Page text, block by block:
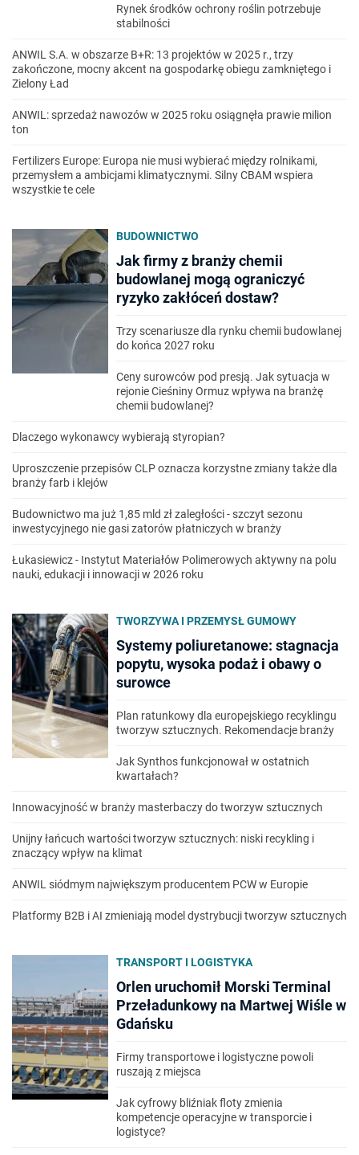
Rynek środków ochrony roślin potrzebuje
stabilności
ANWIL S.A. w obszarze B+R: 13 projektów w 2025 r., trzy
zakończone, mocny akcent na gospodarkę obiegu zamkniętego i
Zielony Ład
ANWIL: sprzedaż nawozów w 2025 roku osiągnęła prawie milion
ton
Fertilizers Europe: Europa nie musi wybierać między rolnikami,
przemysłem a ambicjami klimatycznymi. Silny CBAM wspiera
wszystkie te cele
BUDOWNICTWO
Jak firmy z branży chemii
budowlanej mogą ograniczyć
ryzyko zakłóceń dostaw?
Trzy scenariusze dla rynku chemii budowlanej
do końca 2027 roku
Ceny surowców pod presją. Jak sytuacja w
rejonie Cieśniny Ormuz wpływa na branżę
chemii budowlanej?
Dlaczego wykonawcy wybierają styropian?
Uproszczenie przepisów CLP oznacza korzystne zmiany także dla
branży farb i klejów
Budownictwo ma już 1,85 mld zł zaległości - szczyt sezonu
inwestycyjnego nie gasi zatorów płatniczych w branży
Łukasiewicz - Instytut Materiałów Polimerowych aktywny na polu
nauki, edukacji i innowacji w 2026 roku
TWORZYWA I PRZEMYSŁ GUMOWY
Systemy poliuretanowe: stagnacja
popytu, wysoka podaż i obawy o
surowce
Plan ratunkowy dla europejskiego recyklingu
tworzyw sztucznych. Rekomendacje branży
Jak Synthos funkcjonował w ostatnich
kwartałach?
Innowacyjność w branży masterbaczy do tworzyw sztucznych
Unijny łańcuch wartości tworzyw sztucznych: niski recykling i
znaczący wpływ na klimat
ANWIL siódmym największym producentem PCW w Europie
Platformy B2B i AI zmieniają model dystrybucji tworzyw sztucznych
TRANSPORT I LOGISTYKA
Orlen uruchomił Morski Terminal
Przeładunkowy na Martwej Wiśle w
Gdańsku
Firmy transportowe i logistyczne powoli
ruszają z miejsca
Jak cyfrowy bliźniak floty zmienia
kompetencje operacyjne w transporcie i
logistyce?